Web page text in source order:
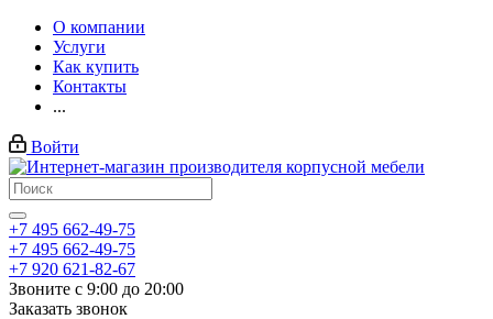
О компании
Услуги
Как купить
Контакты
...
Войти
+7 495 662-49-75
+7 495 662-49-75
+7 920 621-82-67
Звоните с 9:00 до 20:00
Заказать звонок